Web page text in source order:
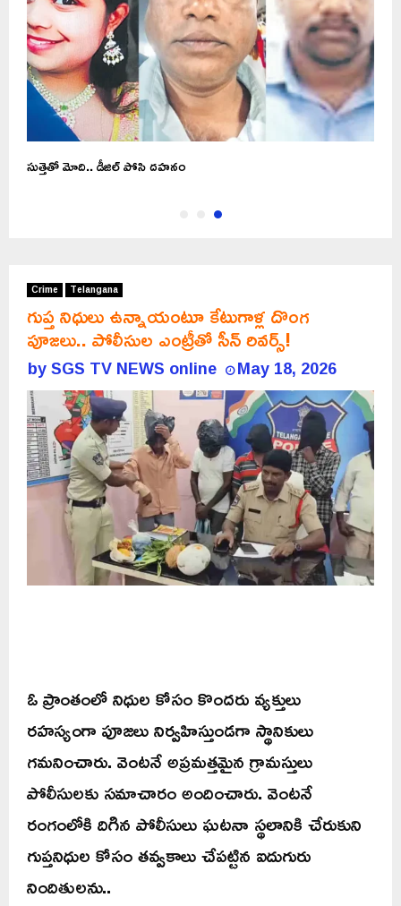
సుత్తెతో మోది.. డీజిల్ పోసి దహనం
Crime Telangana
గుప్త నిధులు ఉన్నాయంటూ కేటుగాళ్ల దొంగ
పూజలు.. పోలీసుల ఎంట్రీతో సీన్ రివర్స్!
bySGS TV NEWS online May 18, 2026
ఓ ప్రాంతంలో నిధుల కోసం కొందరు వ్యక్తులు
రహస్యంగా పూజలు నిర్వహిస్తుండగా స్థానికులు
గమనించారు. వెంటనే అప్రమత్తమైన గ్రామస్తులు
పోలీసులకు సమాచారం అందించారు. వెంటనే
రంగంలోకి దిగిన పోలీసులు ఘటనా స్థలానికి చేరుకుని
గుప్తనిధుల కోసం తవ్వకాలు చేపట్టిన ఐదుగురు
నిందితులను..